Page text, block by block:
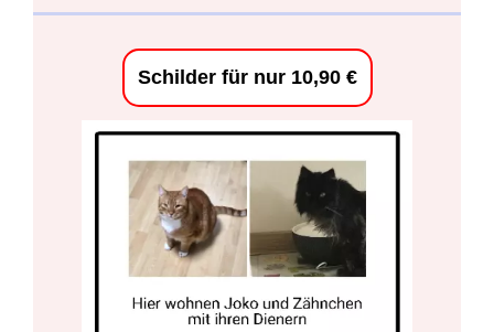
Schilder für nur 10,90 €